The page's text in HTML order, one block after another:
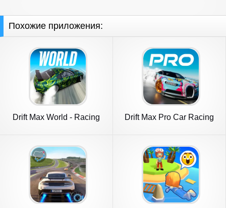
Похожие приложения:
Drift Max World - Racing
Drift Max Pro Car Racing